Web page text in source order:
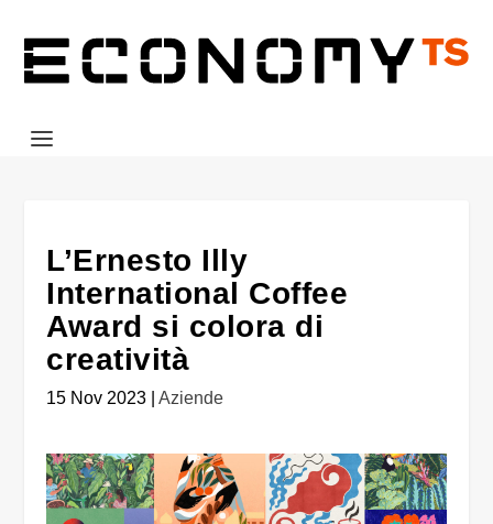
L’Ernesto Illy
International Coffee
Award si colora di
creatività
15 Nov 2023 |Aziende